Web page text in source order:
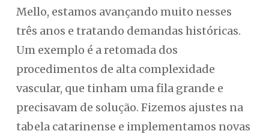
Mello, estamos avançando muito nesses
três anos e tratando demandas históricas.
Um exemplo é a retomada dos
procedimentos de alta complexidade
vascular, que tinham uma fila grande e
precisavam de solução. Fizemos ajustes na
tabela catarinense e implementamos novas